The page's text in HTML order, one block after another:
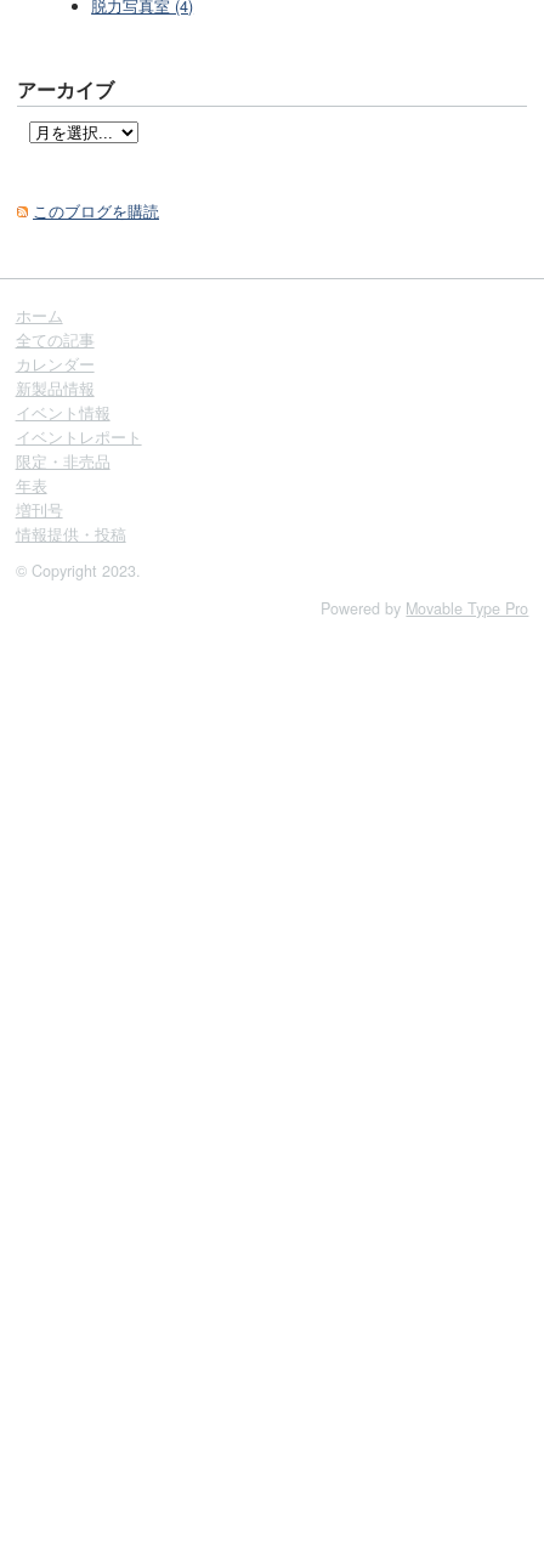
脱力写真室 (4)
アーカイブ
このブログを購読
ホーム
全ての記事
カレンダー
新製品情報
イベント情報
イベントレポート
限定・非売品
年表
増刊号
情報提供・投稿
© Copyright 2023.
Powered by Movable Type Pro